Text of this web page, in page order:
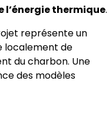
l’énergie thermique.
représente un
localement de
du charbon. Une
des modèles